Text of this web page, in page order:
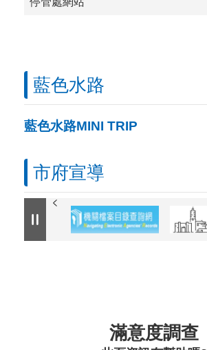
藍色水路
藍色水路MINI TRIP
市府宣導
滿意度調查